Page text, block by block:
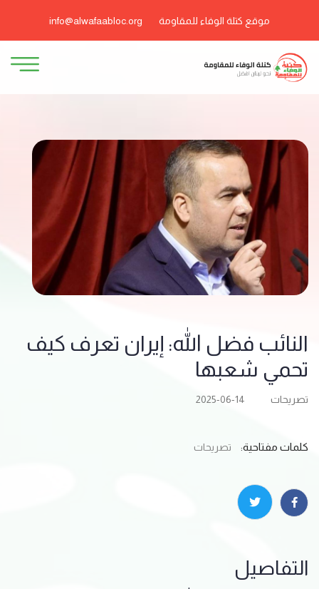
موقع كتلة الوفاء للمقاومة info@alwafaabloc.org
النائب فضل الله: إيران تعرف كيف
تحمي شعبها
تصريحات 2025-06-14
كلمات مفتاحية: تصريحات
التفاصيل